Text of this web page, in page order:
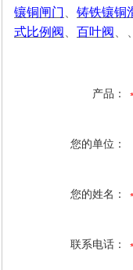
镶铜闸门
铸铁镶铜
式比例阀
百叶阀
产品：
您的单位：
您的姓名：
联系电话：